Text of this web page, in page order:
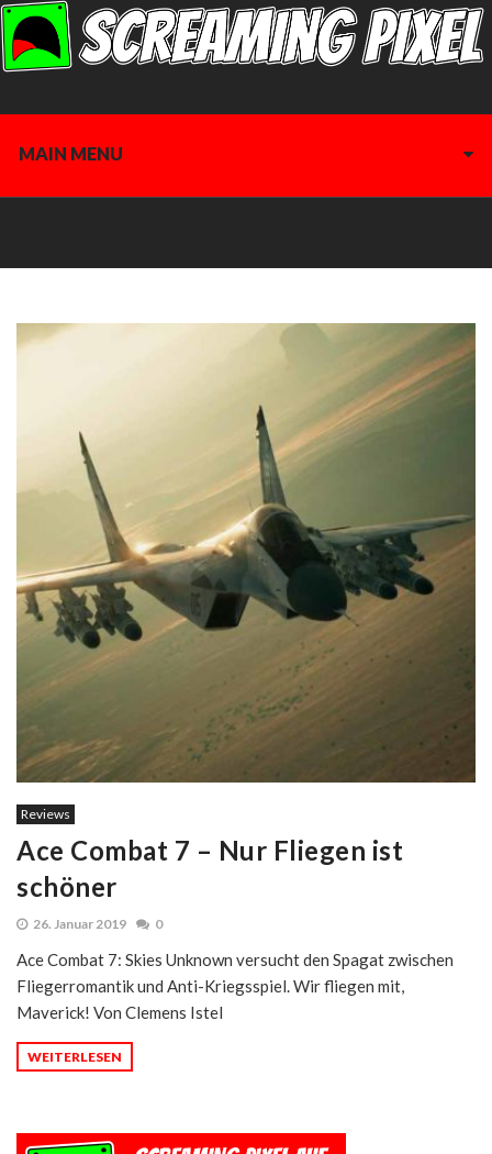
MAIN MENU
Reviews
Ace Combat 7 – Nur Fliegen ist
schöner
26. Januar 2019 0
Ace Combat 7: Skies Unknown versucht den Spagat zwischen
Fliegerromantik und Anti-Kriegsspiel. Wir fliegen mit,
Maverick! Von Clemens Istel
WEITERLESEN